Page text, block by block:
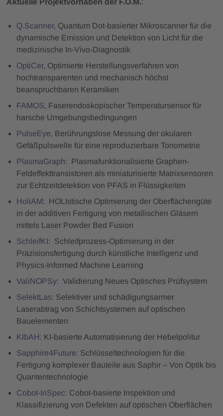
Aktuelle Projektvorhaben der F.O.M.:
Q.Scanner, Quantum Dot-basierter Mikroscanner für die
dynamische Emission und Detektion von Licht für die
medizinische In-Vivo-Diagnostik
OptiCer, Optimierte Herstellungsverfahren von
hochtransparenten und mechanisch höchst
beanspruchbaren Keramiken
FAMOS, Faserendoskopischer Temperatursensor für
harsche Umgebungsbedingungen
PulseEye, Berührungslose Messung der okularen
Gefäßpulswelle für eine reproduzierbare Tonometrie
PlasmaGraph: Plasmafunktionalisierte Graphen-
Feldeffekttransistoren als miniaturisierte Matrixsensoren
zur Echtzeitdetektion von PFAS in Flüssigkeiten
HoliAM: HOLIstische Optimierung der Oberflächengüte
in der additiven Fertigung von metallischen Gläsern
mittels Laser Powder Bed Fusion
SchleifKI: Schleifprozess-Optimierung in der
Präzisionsfertigung durch künstliche Intelligenz und
Physics-Informed Machine Learning
ValiNOPSy: Validierung Neues Optisches Prüfsystem
SelektLas: Selektiver und schädigungsarmer
Laserabtrag von Schichtsystemen auf optischen
Bauelementen
KIbAH: KI-basierte Automatisierung der Hebelpolitur
Sapphire4Future: Schlüsseltechnologien für die
Fertigung komplexer Bauteile aus Saphir – Von Optik bis
Quantentechnologie
Cobot-InSpec: Cobot-basierte Inspektion und
Klassifizierung von Defekten auf optischen Oberflächen